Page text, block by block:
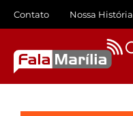
Contato Nossa História